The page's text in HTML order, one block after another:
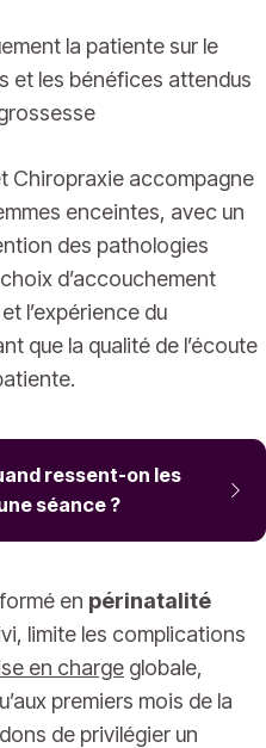
la patiente sur le
et les bénéfices attendus
Chiropraxie accompagne
enceintes, avec un
des pathologies
d’accouchement
l’expérience du
que la qualité de l’écoute
ressent-on les
séance ?
en périnatalité
limite les complications
en charge globale,
premiers mois de la
de privilégier un